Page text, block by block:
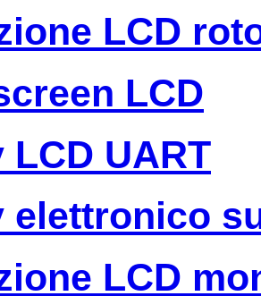
LCD
LCD
LCD UART
elettronico
LCD